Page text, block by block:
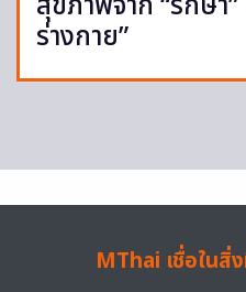
ร่างกาย”
MThai เชื่อในสิ่